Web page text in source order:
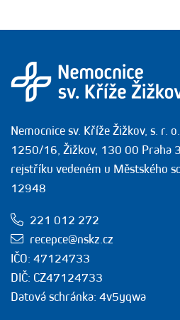
Nemocnice sv. Kříže Žižkov, s. r.
1250/16, Žižkov, 130 00 Praha
rejstříku vedeném u Městského
12948
221 012 272
recepce@nskz.cz
IČO: 47124733
DIČ: CZ47124733
Datová schránka: 4v5yqwa